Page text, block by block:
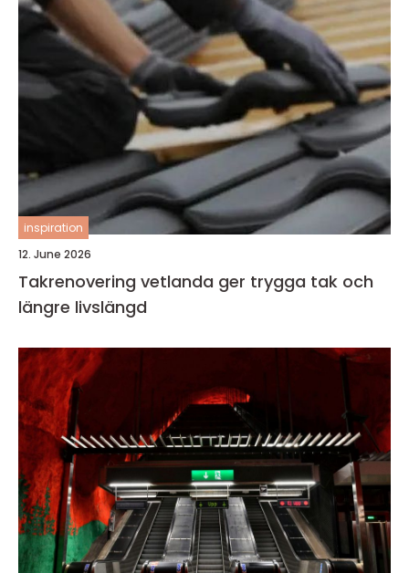
inspiration
12. June 2026
Takrenovering vetlanda ger trygga tak och
längre livslängd